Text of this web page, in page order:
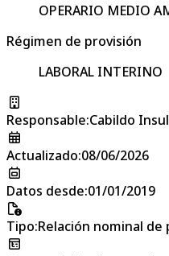
OPERARIO MEDIO
Régimen de provisión
LABORAL INTERINO
Responsable:Cabildo
Actualizado:08/06/2026
Datos desde:01/01/2019
Tipo:Relación nominal